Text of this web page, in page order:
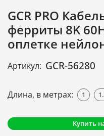
GCR PRO
ферриты 8K
оплетке
Артикул: GCR-56280
Длина, в метрах: 1
Купить